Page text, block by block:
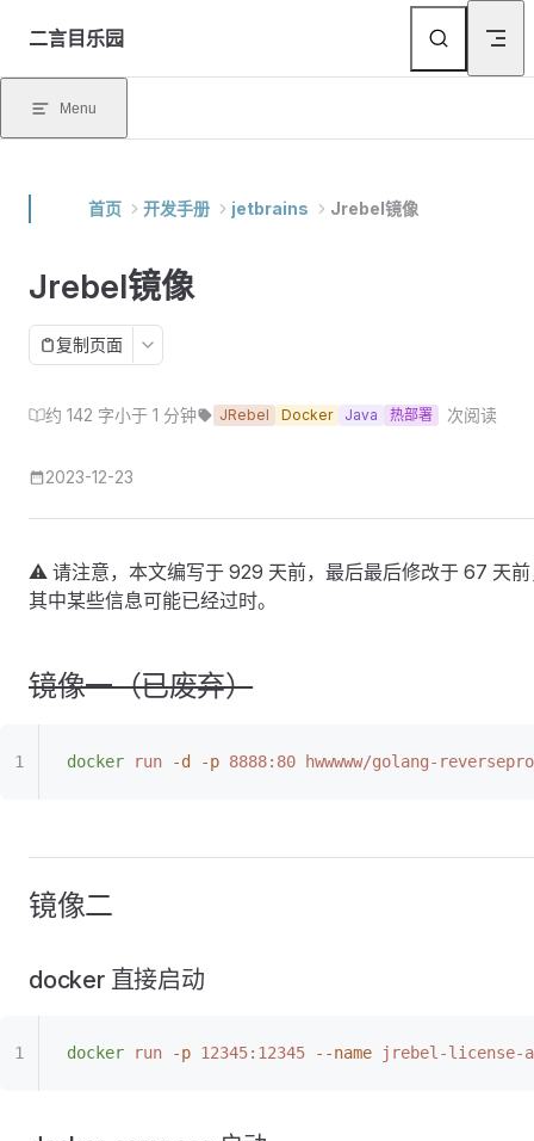
Skip to content
二言目乐园
Menu
首页 开发手册 jetbrains Jrebel镜像
Jrebel镜像
复制页面
约 142 字小于 1 分钟 JRebel Docker Java 热部署 次阅读
2023-12-23
⚠ 请注意，本文编写于 929 天前，最后最后修改于 67 天
其中某些信息可能已经过时。
镜像一（已废弃）
docker run -d -p 8888:80 hwwwww/golang-
镜像二
docker 直接启动
docker run -p 12345:12345 --name jrebel-license-